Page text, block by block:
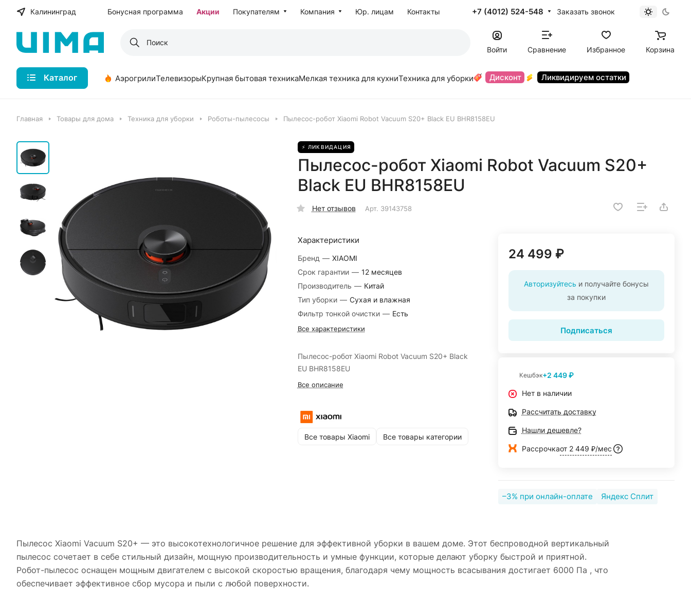
Калининград Бонусная программа Акции Покупателям Компания Юр. лицам Контакты +7 (4012) 524-548 Заказать звонок
Войти Сравнение Избранное Корзина
Каталог АэрогрилиТелевизорыКрупная бытовая техникаМелкая техника для кухниТехника для уборки Дисконт Ликвидируем остатки
Главная Товары для дома Техника для уборки Роботы-пылесосы Пылесос-робот Xiaomi Robot Vacuum S20+ Black EU BHR8158EU
⚡ ЛИКВИДАЦИЯ
Пылесос-робот Xiaomi Robot Vacuum S20+
Black EU BHR8158EU
Нет отзывов Арт. 39143758
Характеристики
Бренд — XIAOMI
Срок гарантии — 12 месяцев
Производитель — Китай
Тип уборки — Сухая и влажная
Фильтр тонкой очистки — Есть
Все характеристики
Пылесос-робот Xiaomi Robot Vacuum S20+ Black
EU BHR8158EU
Все описание
Все товары Xiaomi Все товары категории
24 499 ₽
Авторизуйтесь и получайте бонусы
за покупки
Подписаться
Кешбэк+2 449 ₽
Нет в наличии
Рассчитать доставку
Нашли дешевле?
Рассрочкаот 2 449 ₽/мес
–3% при онлайн-оплате Яндекс Сплит
Пылесос Xiaomi Vacuum S20+ — это высокотехнологичное решение для эффективной уборки в вашем доме. Этот беспроводной вертикальный
пылесос сочетает в себе стильный дизайн, мощную производительность и умные функции, которые делают уборку быстрой и приятной.
Робот-пылесос оснащен мощным двигателем с высокой скоростью вращения, благодаря чему мощность всасывания достигает 6000 Па , что
обеспечивает эффективное сбор мусора и пыли с любой поверхности.